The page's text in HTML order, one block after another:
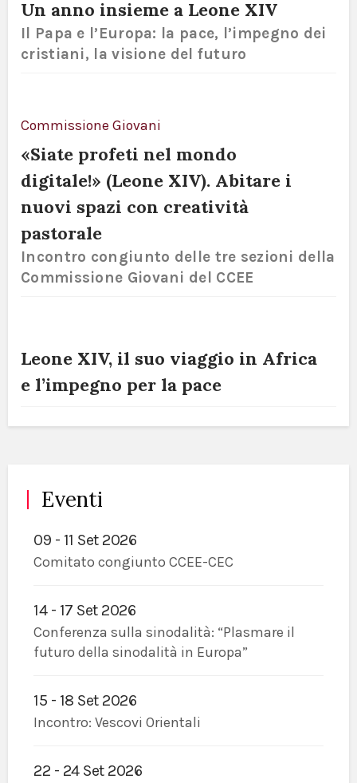
Un anno insieme a Leone XIV
Il Papa e l’Europa: la pace, l’impegno dei
cristiani, la visione del futuro
Commissione Giovani
«Siate profeti nel mondo
digitale!» (Leone XIV). Abitare i
nuovi spazi con creatività
pastorale
Incontro congiunto delle tre sezioni della
Commissione Giovani del CCEE
Leone XIV, il suo viaggio in Africa
e l’impegno per la pace
Eventi
09 - 11 Set 2026
Comitato congiunto CCEE-CEC
14 - 17 Set 2026
Conferenza sulla sinodalità: “Plasmare il
futuro della sinodalità in Europa”
15 - 18 Set 2026
Incontro: Vescovi Orientali
22 - 24 Set 2026